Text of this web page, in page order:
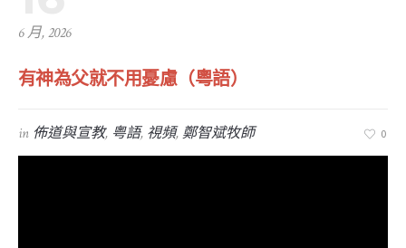
6 月, 2026
有神為父就不用憂慮（粵語）
in 佈道與宣教, 粤語, 視頻,鄭智斌牧師 0